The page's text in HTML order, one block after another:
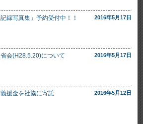
録写真集」予約受付中！！ 2016年5月17日
会(H28.5.20)について 2016年5月17日
援金を社協に寄託 2016年5月12日